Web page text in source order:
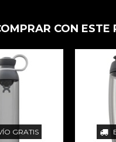
CON ESTE
GRATIS